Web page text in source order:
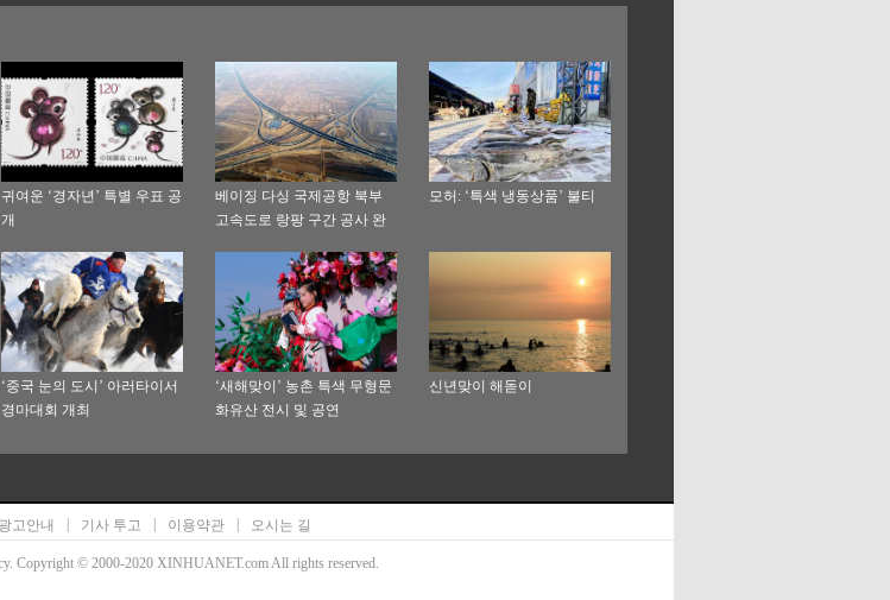
귀여운 ‘경자년’ 특별 우표 공
개
베이징 다싱 국제공항 북부
고속도로 랑팡 구간 공사 완
모허: ‘특색 냉동상품’ 불티
‘중국 눈의 도시’ 아러타이서
경마대회 개최
‘새해맞이’ 농촌 특색 무형문
화유산 전시 및 공연
신년맞이 해돋이